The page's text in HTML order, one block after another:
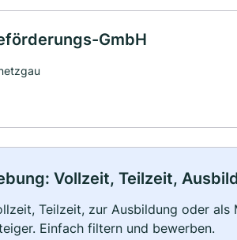
GmbH
Vollzeit, Teilzeit,
Teilzeit, zur Ausbildung oder als
Einfach filtern und bewerben.